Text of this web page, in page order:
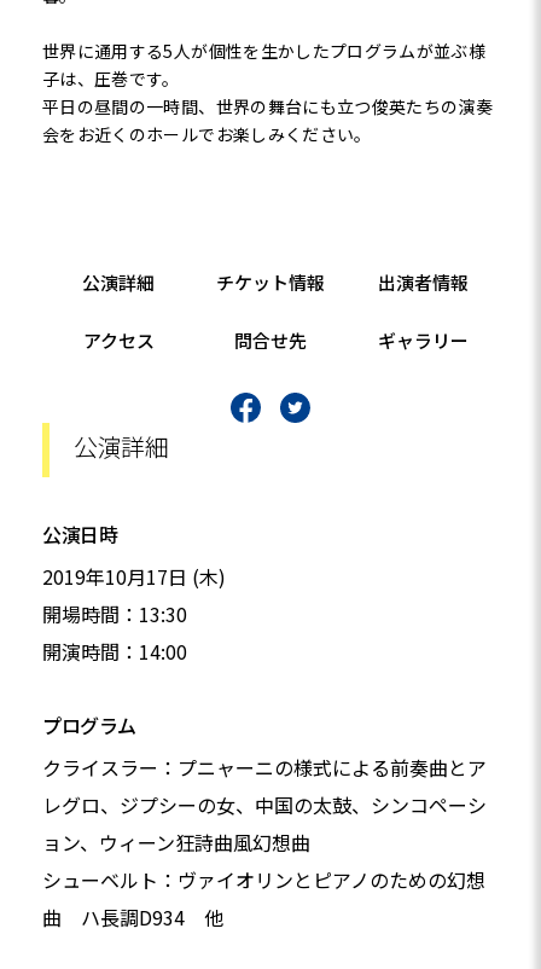
世界に通用する5人が個性を生かしたプログラムが並ぶ様
子は、圧巻です。
平日の昼間の一時間、世界の舞台にも立つ俊英たちの演奏
会をお近くのホールでお楽しみください。
公演詳細
公演日時
2019年10月17日 (木)
開場時間：13:30
開演時間：14:00
プログラム
クライスラー：プニャーニの様式による前奏曲とア
レグロ、ジプシーの女、中国の太鼓、シンコペーシ
ョン、ウィーン狂詩曲風幻想曲
シューベルト：ヴァイオリンとピアノのための幻想
曲 ハ長調D934 他
公演詳細 チケット情報 出演者情報
アクセス 問合せ先 ギャラリー